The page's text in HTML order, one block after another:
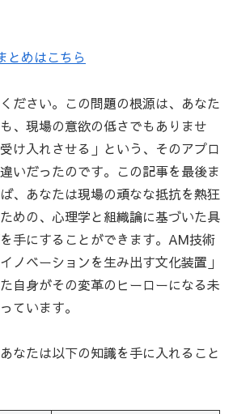
とめはこちら
ださい。この問題の根源は、あなた
、現場の意欲の低さでもありませ
け入れさせる」という、そのアプロ
いだったのです。この記事を最後ま
、あなたは現場の頑なな抵抗を熱狂
めの、心理学と組織論に基づいた具
手にすることができます。AM技術
ノベーションを生み出す文化装置」
自身がその変革のヒーローになる未
ています。
なたは以下の知識を手に入れること